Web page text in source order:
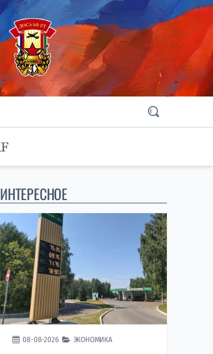
ИНТЕРЕСНОЕ
08-08-2026 ЭКОНОМИКА